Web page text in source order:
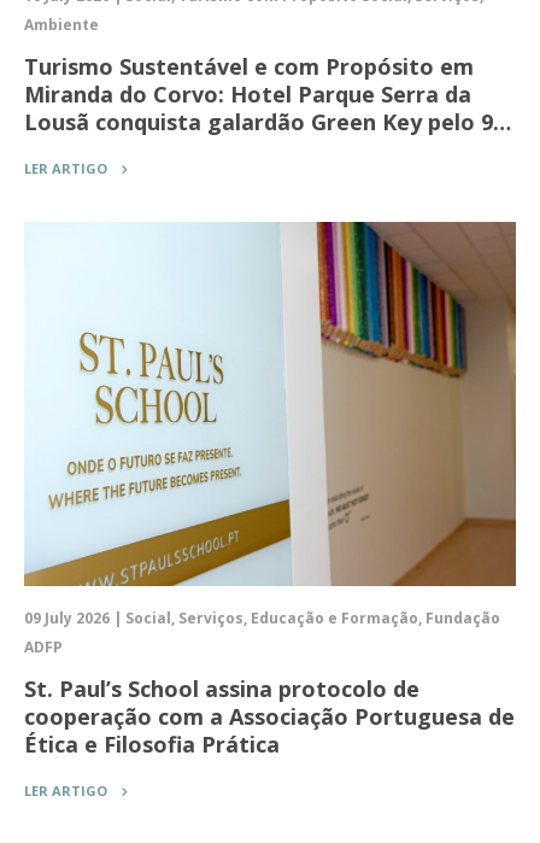
Ambiente
Turismo Sustentável e com Propósito em
Miranda do Corvo: Hotel Parque Serra da
Lousã conquista galardão Green Key pelo 9…
LER ARTIGO
09 July 2026 | Social, Serviços, Educação e Formação, Fundação
ADFP
St. Paul’s School assina protocolo de
cooperação com a Associação Portuguesa de
Ética e Filosofia Prática
LER ARTIGO